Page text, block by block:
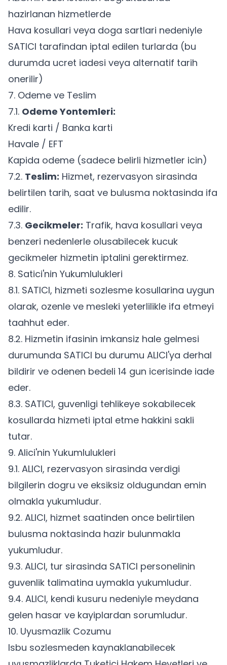
hazirlanan hizmetlerde
Hava kosullari veya doga sartlari nedeniyle
SATICI tarafindan iptal edilen turlarda (bu
durumda ucret iadesi veya alternatif tarih
onerilir)
7. Odeme ve Teslim
7.1. Odeme Yontemleri:
Kredi karti / Banka karti
Havale / EFT
Kapida odeme (sadece belirli hizmetler icin)
7.2. Teslim: Hizmet, rezervasyon sirasinda
belirtilen tarih, saat ve bulusma noktasinda ifa
edilir.
7.3. Gecikmeler: Trafik, hava kosullari veya
benzeri nedenlerle olusabilecek kucuk
gecikmeler hizmetin iptalini gerektirmez.
8. Satici'nin Yukumlulukleri
8.1. SATICI, hizmeti sozlesme kosullarina uygun
olarak, ozenle ve mesleki yeterlilikle ifa etmeyi
taahhut eder.
8.2. Hizmetin ifasinin imkansiz hale gelmesi
durumunda SATICI bu durumu ALICI'ya derhal
bildirir ve odenen bedeli 14 gun icerisinde iade
eder.
8.3. SATICI, guvenligi tehlikeye sokabilecek
kosullarda hizmeti iptal etme hakkini sakli
tutar.
9. Alici'nin Yukumlulukleri
9.1. ALICI, rezervasyon sirasinda verdigi
bilgilerin dogru ve eksiksiz oldugundan emin
olmakla yukumludur.
9.2. ALICI, hizmet saatinden once belirtilen
bulusma noktasinda hazir bulunmakla
yukumludur.
9.3. ALICI, tur sirasinda SATICI personelinin
guvenlik talimatina uymakla yukumludur.
9.4. ALICI, kendi kusuru nedeniyle meydana
gelen hasar ve kayiplardan sorumludur.
10. Uyusmazlik Cozumu
Isbu sozlesmeden kaynaklanabilecek